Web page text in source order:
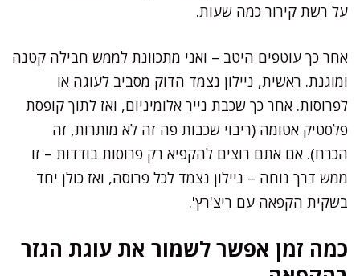
על רשת קירור כמה שעות.
אחר כך עוטפים היטב – ואני מתכוונת לממש חבילה קטנה
ומוגנת. ראשית, ניילון נצמד הדוק מסביב לעוגה או
לפרוסות. אחר כך שכבת נייר אלומיניום, ואז לתוך קופסת
פלסטיק אטומה (ריבוי שכבות פה זה לא מותרות, זה
הכרח). אם אתם רוצים להקפיא רק פרוסות בודדות – זו
ממש דרך נוחה – ניילון נצמד לכל פרוסה, ואז כולן יחד
בשקית הקפאה עם ריצ'רץ'.
כמה זמן אפשר לשמור את עוגת הגזר